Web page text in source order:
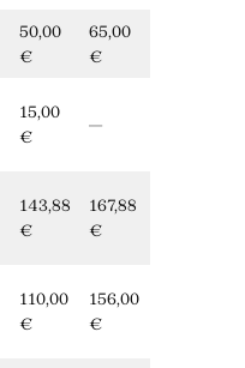
50,00
€
65,00
€
15,00
€
—
143,88
€
167,88
€
110,00
€
156,00
€